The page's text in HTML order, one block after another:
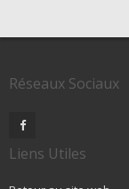
Réseaux Sociaux
Liens Utiles